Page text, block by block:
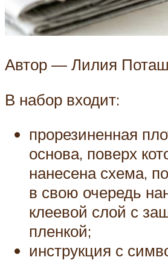
Автор — Лилия
В набор входит:
прорезиненная
основа, поверх
нанесена схема,
в свою очередь
клеевой слой с
пленкой;
инструкция с